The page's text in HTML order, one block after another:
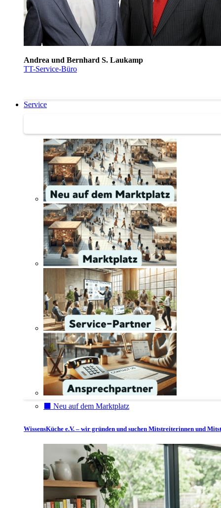
Andrea und Bernhard S. Laukamp
TT-Service-Büro
Service
⬛️ Neu auf dem Marktplatz
WissensKüche e.V. – wir gründen und suchen Mitstreiterinnen und